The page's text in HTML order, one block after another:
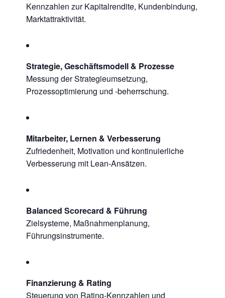
Kennzahlen zur Kapitalrendite, Kundenbindung,
Marktattraktivität.
Strategie, Geschäftsmodell & Prozesse
Messung der Strategieumsetzung,
Prozessoptimierung und -beherrschung.
Mitarbeiter, Lernen & Verbesserung
Zufriedenheit, Motivation und kontinuierliche
Verbesserung mit Lean-Ansätzen.
Balanced Scorecard & Führung
Zielsysteme, Maßnahmenplanung,
Führungsinstrumente.
Finanzierung & Rating
Steuerung von Rating-Kennzahlen und